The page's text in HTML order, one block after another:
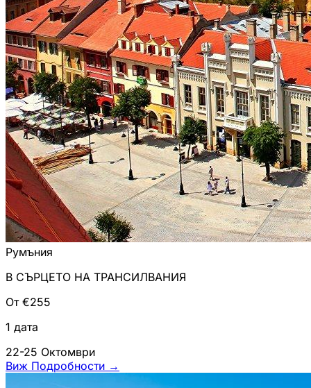
Румъния
В СЪРЦЕТО НА ТРАНСИЛВАНИЯ
От €255
1 дата
22-25 Октомври
Виж Подробности →